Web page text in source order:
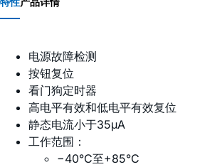
电源故障检测
按钮复位
看门狗定时器
高电平有效和低电平有效复位
静态电流小于35µA
工作范围：
−40°C至+85°C